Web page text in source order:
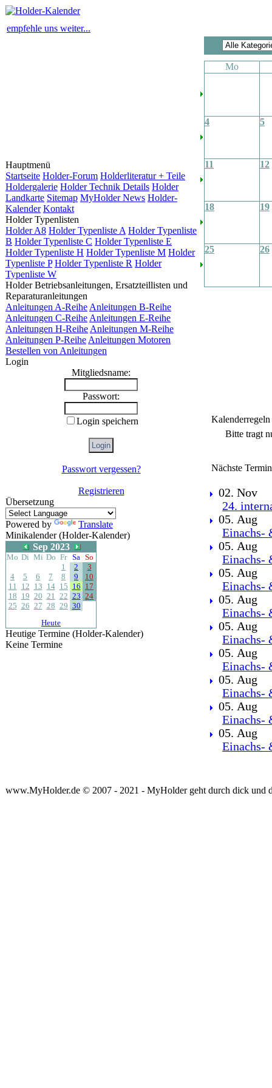
empfehle uns weiter...
Hauptmenü
Startseite Holder-Forum Holderliteratur + Teile
Holdergalerie Holder Technik Details Holder
Landkarte Sitemap MyHolder News Holder-
Kalender Kontakt
Holder Typenlisten
Holder A8 Holder Typenliste A Holder Typenliste
B Holder Typenliste C Holder Typenliste E
Holder Typenliste H Holder Typenliste M Holder
Typenliste P Holder Typenliste R Holder
Typenliste W
Holder Betriebsanleitungen, Ersatzteillisten und
Reparaturanleitungen
Anleitungen A-Reihe Anleitungen B-Reihe
Anleitungen C-Reihe Anleitungen E-Reihe
Anleitungen H-Reihe Anleitungen M-Reihe
Anleitungen P-Reihe Anleitungen Motoren
Bestellen von Anleitungen
Login
Mitgliedsname:
Passwort:
Login speichern
Passwort vergessen?
Registrieren
Übersetzung
Powered by
Translate
Minikalender (Holder-Kalender)
Sep 2023
Mo Di Mi Do Fr Sa So
1
2
3
4
5 6 7 8 9
10
11 12 13 14 15 16 17
18 19 20 21 22 23 24
25 26 27 28 29 30
Heute
Heutige Termine (Holder-Kalender)
Keine Termine
Mo
4 5
11 12
18 19
25 26
Kalenderregeln
Bitte tragt
Nächste
02. Nov
24.
05. Aug
Einachs-
05. Aug
Einachs-
05. Aug
Einachs-
05. Aug
Einachs-
05. Aug
Einachs-
05. Aug
Einachs-
05. Aug
Einachs-
05. Aug
Einachs-
05. Aug
Einachs-
www.MyHolder.de © 2007 - 2021 - MyHolder geht durch dick und